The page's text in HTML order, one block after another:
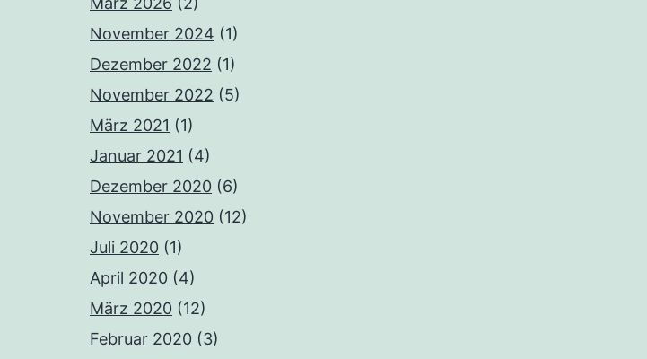
November 2024 (1)
Dezember 2022 (1)
November 2022 (5)
März 2021 (1)
Januar 2021 (4)
Dezember 2020 (6)
November 2020 (12)
Juli 2020 (1)
April 2020 (4)
März 2020 (12)
Februar 2020 (3)